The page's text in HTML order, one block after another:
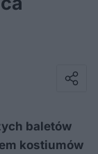
baletów
kostiumów